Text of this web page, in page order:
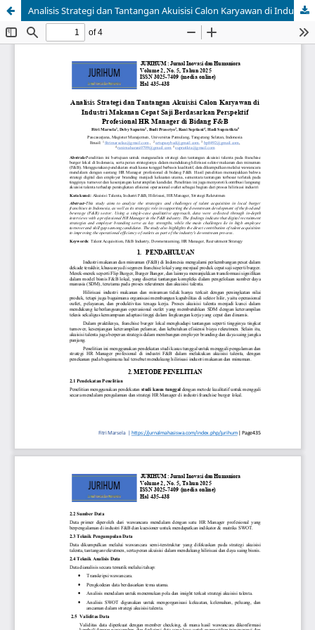
Analisis Strategi dan Tantangan Akuisisi Calon Karyawan di Industri Makanan Cepat Saji Berdasarkan Perspektif Profesional HR Manager di Bidang F&B